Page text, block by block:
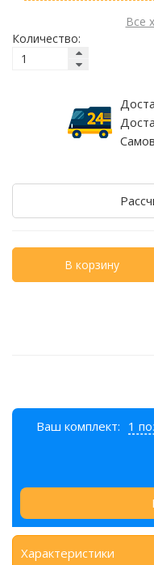
Все
Количество:
В корзину
Ваш комплект: 1
Характеристики